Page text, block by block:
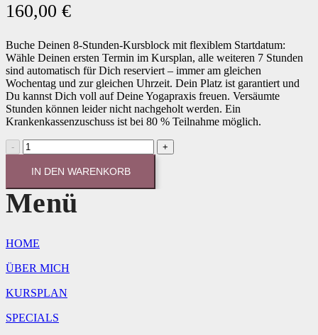
160,00 €
Buche Deinen 8-Stunden-Kursblock mit flexiblem Startdatum:
Wähle Deinen ersten Termin im Kursplan, alle weiteren 7 Stunden
sind automatisch für Dich reserviert – immer am gleichen
Wochentag und zur gleichen Uhrzeit. Dein Platz ist garantiert und
Du kannst Dich voll auf Deine Yogapraxis freuen. Versäumte
Stunden können leider nicht nachgeholt werden. Ein
Krankenkassenzuschuss ist bei 80 % Teilnahme möglich.
PRÄVENTIONSKURS
MITTWOCH
Menge
IN DEN WARENKORB
Menü
HOME
ÜBER MICH
KURSPLAN
SPECIALS